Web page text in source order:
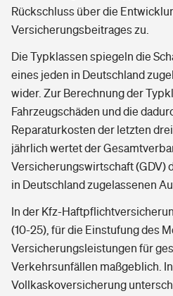
Rückschluss über die
Versicherungsbeitrages zu.
Die Typklassen spiegeln die
eines jeden in Deutschland
wider. Zur Berechnung der
Fahrzeugschäden und die
Reparaturkosten der letzten
jährlich wertet der
Versicherungswirtschaft (GDV)
in Deutschland zugelassenen
In der Kfz-
(10-25), für die Einstufung des
Versicherungsleistungen für
Verkehrsunfällen maßgeblich.
Vollkaskoversicherung